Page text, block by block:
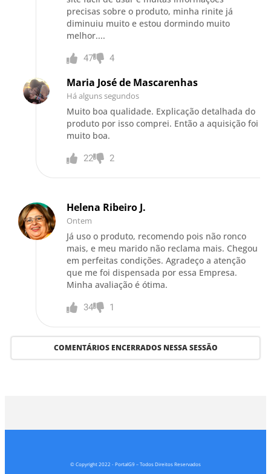
precisas sobre o produto, minha rinite já
diminuiu muito e estou dormindo muito
melhor....
47 4
Maria José de Mascarenhas
Há alguns segundos
Muito boa qualidade. Explicação detalhada do
produto por isso comprei. Então a aquisição foi
muito boa.
22 2
Helena Ribeiro J.
Ontem
Já uso o produto, recomendo pois não ronco
mais, e meu marido não reclama mais. Chegou
em perfeitas condições. Agradeço a atenção
que me foi dispensada por essa Empresa.
Minha avaliação é ótima.
34 1
COMENTÁRIOS ENCERRADOS NESSA SESSÃO
© Copyright 2022 - PortalG9 – Todos Direitos Reservados